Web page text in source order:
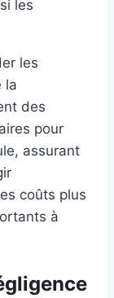
les
les
la
des
pour
assurant
coûts plus
à